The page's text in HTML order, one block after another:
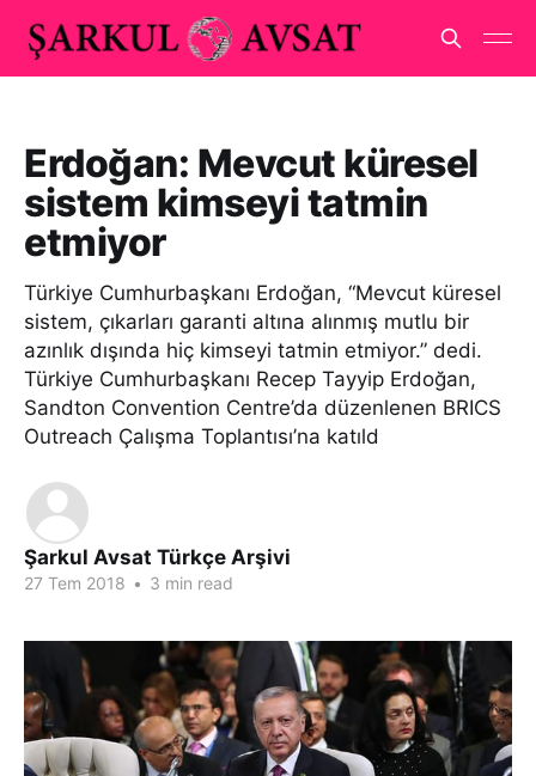
Erdoğan: Mevcut küresel
sistem kimseyi tatmin
etmiyor
Türkiye Cumhurbaşkanı Erdoğan, “Mevcut küresel
sistem, çıkarları garanti altına alınmış mutlu bir
azınlık dışında hiç kimseyi tatmin etmiyor.” dedi.
Türkiye Cumhurbaşkanı Recep Tayyip Erdoğan,
Sandton Convention Centre’da düzenlenen BRICS
Outreach Çalışma Toplantısı’na katıld
Şarkul Avsat Türkçe Arşivi
27 Tem 2018 • 3 min read